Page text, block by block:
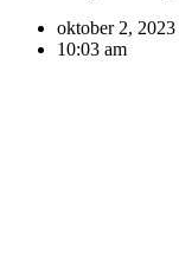
oktober 2, 2023
10:03 am